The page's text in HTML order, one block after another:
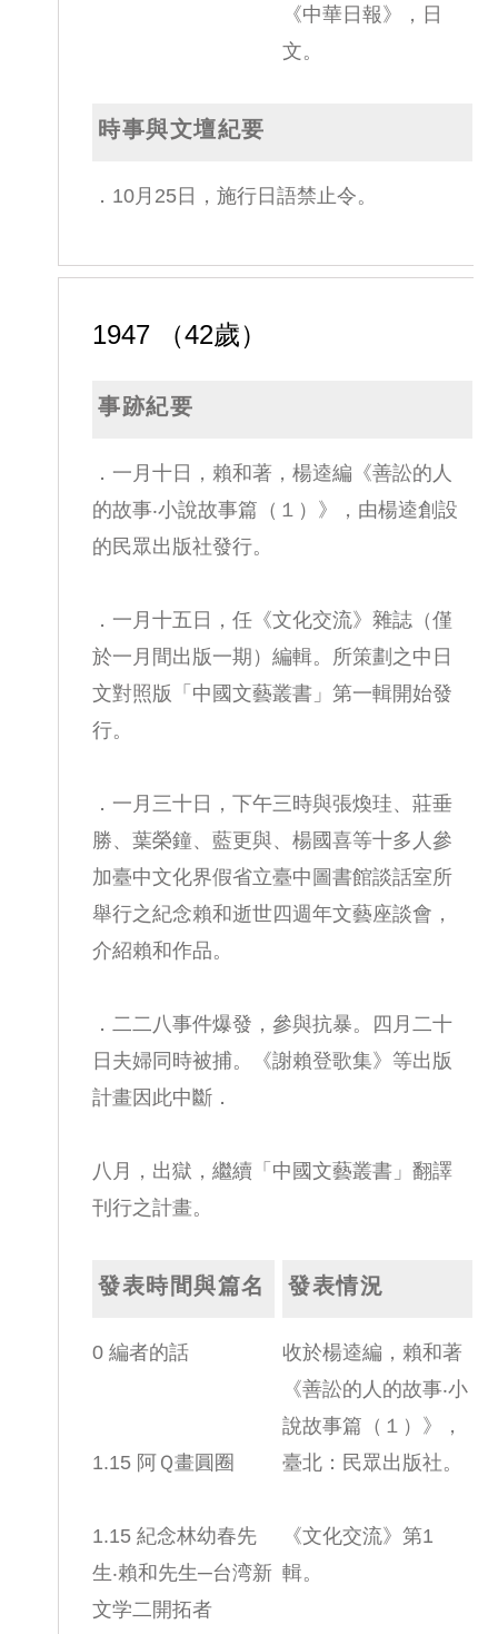
《中華日報》，日
文。
時事與文壇紀要
．10月25日，施行日語禁止令。
1947 （42歲）
事跡紀要
．一月十日，賴和著，楊逵編《善訟的人
的故事‧小說故事篇（１）》，由楊逵創設
的民眾出版社發行。
．一月十五日，任《文化交流》雜誌（僅
於一月間出版一期）編輯。所策劃之中日
文對照版「中國文藝叢書」第一輯開始發
行。
．一月三十日，下午三時與張煥珪、莊垂
勝、葉榮鐘、藍更與、楊國喜等十多人參
加臺中文化界假省立臺中圖書館談話室所
舉行之紀念賴和逝世四週年文藝座談會，
介紹賴和作品。
．二二八事件爆發，參與抗暴。四月二十
日夫婦同時被捕。《謝賴登歌集》等出版
計畫因此中斷．
八月，出獄，繼續「中國文藝叢書」翻譯
刊行之計畫。
發表時間與篇名
0 編者的話
1.15 阿Ｑ畫圓圈
1.15 紀念林幼春先
生‧賴和先生─台湾新
文学二開拓者
發表情況
收於楊逵編，賴和著
《善訟的人的故事‧小
說故事篇（１）》，
臺北：民眾出版社。
《文化交流》第1
輯。